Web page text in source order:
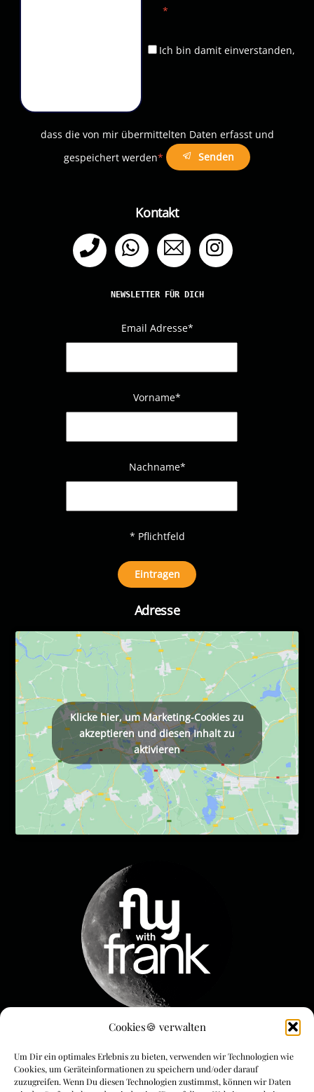
Cookies🍪 verwalten
Um Dir ein optimales Erlebnis zu bieten, verwenden wir Technologien wie
Cookies, um Geräteinformationen zu speichern und/oder darauf
zuzugreifen. Wenn Du diesen Technologien zustimmst, können wir Daten
*
Ich bin damit einverstanden,
dass die von mir übermittelten Daten erfasst und
gespeichert werden* Senden
Kontakt
Telefon WhatsApp Email
NEWSLETTER FÜR DICH
Email Adresse*
Vorname*
Nachname*
* Pflichtfeld
Adresse
Klicke hier, um Marketing-Cookies zu
akzeptieren und diesen Inhalt zu
aktivieren
Menue & Rechtliches
FLYwithFrank